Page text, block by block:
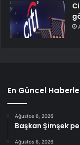
En Güncel
Ağustos 6, 2026
Başkan Şimşek
Ağustos 6, 2026